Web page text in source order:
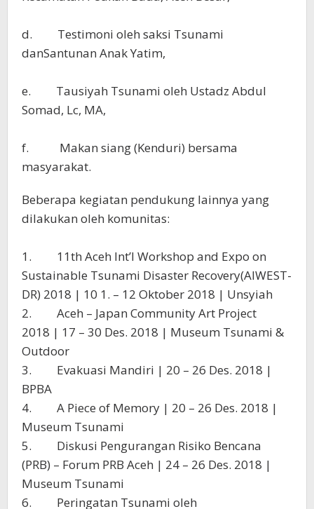
d. Testimoni oleh saksi Tsunami
danSantunan Anak Yatim,
e. Tausiyah Tsunami oleh Ustadz Abdul
Somad, Lc, MA,
f. Makan siang (Kenduri) bersama
masyarakat.
Beberapa kegiatan pendukung lainnya yang
dilakukan oleh komunitas:
1. 11th Aceh Int’l Workshop and Expo on
Sustainable Tsunami Disaster Recovery(AIWEST-
DR) 2018 | 10 1. – 12 Oktober 2018 | Unsyiah
2. Aceh – Japan Community Art Project
2018 | 17 – 30 Des. 2018 | Museum Tsunami &
Outdoor
3. Evakuasi Mandiri | 20 – 26 Des. 2018 |
BPBA
4. A Piece of Memory | 20 – 26 Des. 2018 |
Museum Tsunami
5. Diskusi Pengurangan Risiko Bencana
(PRB) – Forum PRB Aceh | 24 – 26 Des. 2018 |
Museum Tsunami
6. Peringatan Tsunami oleh